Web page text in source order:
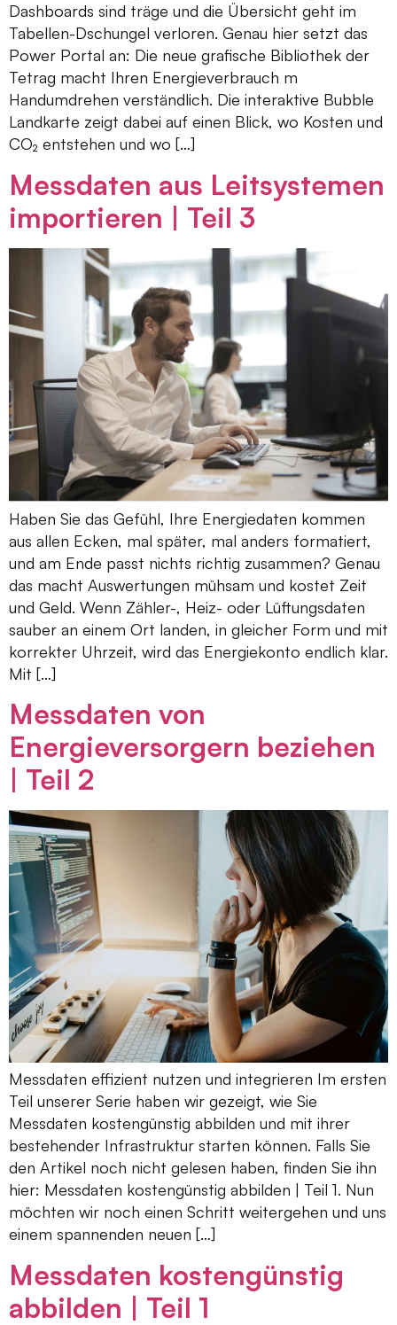
Dashboards sind träge und die Übersicht geht im
Tabellen-Dschungel verloren. Genau hier setzt das
Power Portal an: Die neue grafische Bibliothek der
Tetrag macht Ihren Energieverbrauch m
Handumdrehen verständlich. Die interaktive Bubble
Landkarte zeigt dabei auf einen Blick, wo Kosten und
CO₂ entstehen und wo […]
Messdaten aus Leitsystemen
importieren | Teil 3
Haben Sie das Gefühl, Ihre Energiedaten kommen
aus allen Ecken, mal später, mal anders formatiert,
und am Ende passt nichts richtig zusammen? Genau
das macht Auswertungen mühsam und kostet Zeit
und Geld. Wenn Zähler-, Heiz- oder Lüftungsdaten
sauber an einem Ort landen, in gleicher Form und mit
korrekter Uhrzeit, wird das Energiekonto endlich klar.
Mit […]
Messdaten von
Energieversorgern beziehen
| Teil 2
Messdaten effizient nutzen und integrieren Im ersten
Teil unserer Serie haben wir gezeigt, wie Sie
Messdaten kostengünstig abbilden und mit ihrer
bestehender Infrastruktur starten können. Falls Sie
den Artikel noch nicht gelesen haben, finden Sie ihn
hier: Messdaten kostengünstig abbilden | Teil 1. Nun
möchten wir noch einen Schritt weitergehen und uns
einem spannenden neuen […]
Messdaten kostengünstig
abbilden | Teil 1